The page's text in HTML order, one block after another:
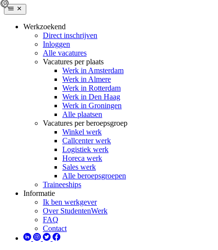
Werkzoekend
Direct inschrijven
Inloggen
Alle vacatures
Vacatures per plaats
Werk in Amsterdam
Werk in Almere
Werk in Rotterdam
Werk in Den Haag
Werk in Groningen
Alle plaatsen
Vacatures per beroepsgroep
Winkel werk
Callcenter werk
Logistiek werk
Horeca werk
Sales werk
Alle beroepsgroepen
Traineeships
Informatie
Ik ben werkgever
Over StudentenWerk
FAQ
Contact